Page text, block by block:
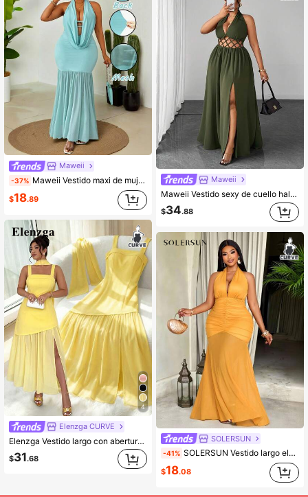
Maweii
-37% Maweii Vestido maxi de mujer talla grande de verano de unicolor, con escote en V profundo, cintura con lazo y espalda descubierta, adecuado para fiesta de graduación, juego de roles, elegante, de moda, casual, para ir al trabajo
$18.89
4
Elenzga CURVE
Elenzga Vestido largo con abertura alta para mujer de talla grande, vestido largo sin mangas de un solo color con bufanda, adecuado para la oficina, citas, uso diario, nueva llegada de primavera/verano
$31.68
Maweii
Maweii Vestido sexy de cuello halter con diseño de abertura y calado en color liso para mujer talla grande, ideal para citas
$34.88
SOLERSUN
-41% SOLERSUN Vestido largo elegante y de moda para mujer talla grande con unicolor, malla transparente con combinación de unicolor, forro recogido, silueta ceñida, espalda descubierta, sin mangas, plisado, tirantes con lazo, cola de pez, adecuado para conciertos, Día de San Patricio, trébol de cuatro hojas, fiestas, citas, banquetes, temporada de bodas, damas de honor, vacaciones en la playa, estilo occidental, estilo bohemio, digno, con aire de hada.
$18.08